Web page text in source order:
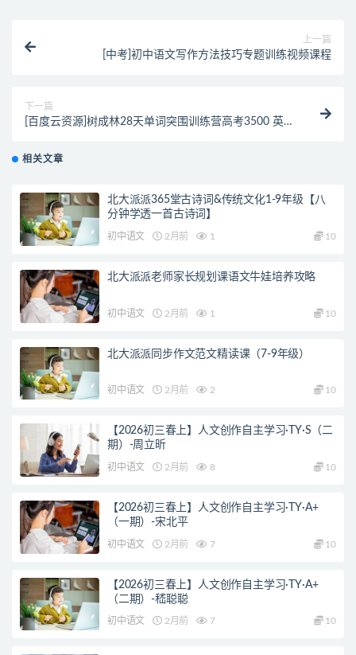
上一篇
[中考]初中语文写作方法技巧专题训练视频课程
下一篇
[百度云资源]树成林28天单词突围训练营高考3500 英语
相关文章
北大派派365堂古诗词&传统文化1-9年级【八
分钟学透一首古诗词】
初中语文 2月前 1 10
北大派派老师家长规划课语文牛娃培养攻略
初中语文 2月前 1 10
北大派派同步作文范文精读课（7-9年级）
初中语文 2月前 2 10
【2026初三春上】人文创作自主学习·TY·S（二
期）-周立昕
初中语文 2月前 8 10
【2026初三春上】人文创作自主学习·TY·A+
（一期）-宋北平
初中语文 2月前 7 10
【2026初三春上】人文创作自主学习·TY·A+
（二期）-嵇聪聪
初中语文 2月前 7 10